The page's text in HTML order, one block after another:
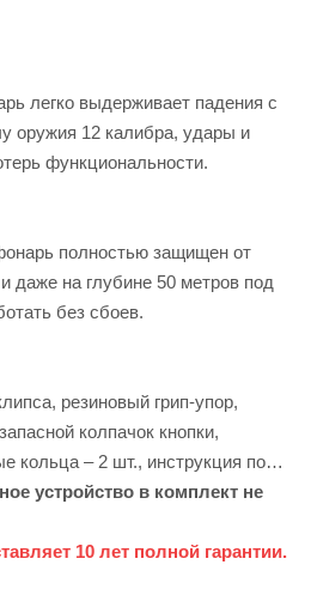
легко выдерживает падения с
оружия 12 калибра, удары и
функциональности.
полностью защищен от
даже на глубине 50 метров под
без сбоев.
резиновый грип-упор,
колпачок кнопки,
кольца – 2 шт., инструкция по
устройство в комплект не
10 лет полной гарантии.